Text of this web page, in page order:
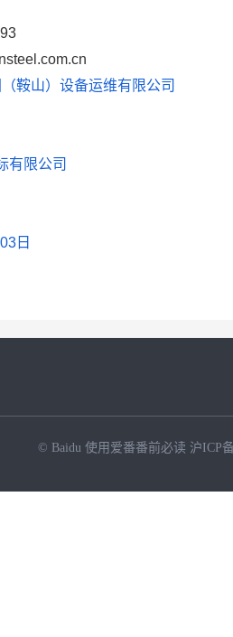
鞍山）设备运维有限公司
有限公司
03 日
© Baidu 使用爱番番前必读 沪ICP